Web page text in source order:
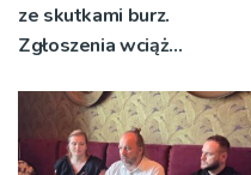
ze skutkami burz.
Zgłoszenia wciąż